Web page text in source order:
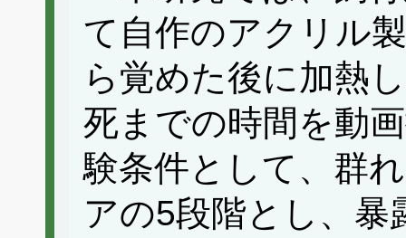
て自作のアクリル
ら覚めた後に加熱
死までの時間を動
験条件として、群
アの5段階とし、